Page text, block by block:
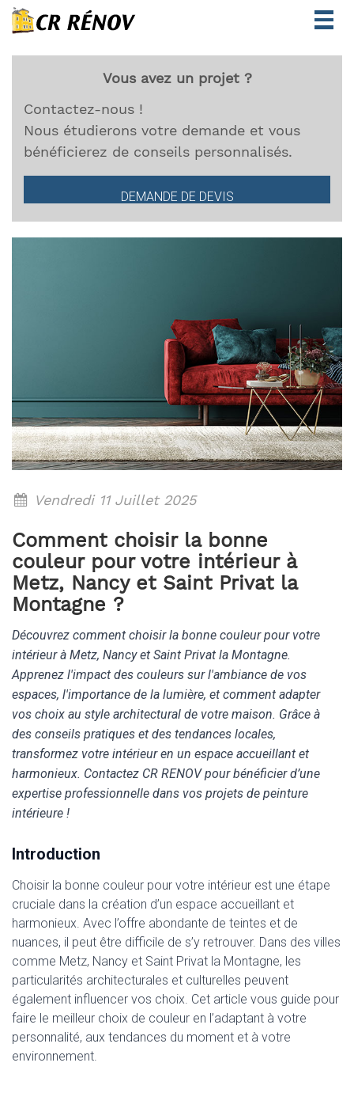
Vous avez un projet ?
Contactez-nous !
Nous étudierons votre demande et vous
bénéficierez de conseils personnalisés.
DEMANDE DE DEVIS
Vendredi 11 Juillet 2025
Comment choisir la bonne
couleur pour votre intérieur à
Metz, Nancy et Saint Privat la
Montagne ?
Découvrez comment choisir la bonne couleur pour votre
intérieur à Metz, Nancy et Saint Privat la Montagne.
Apprenez l'impact des couleurs sur l'ambiance de vos
espaces, l'importance de la lumière, et comment adapter
vos choix au style architectural de votre maison. Grâce à
des conseils pratiques et des tendances locales,
transformez votre intérieur en un espace accueillant et
harmonieux. Contactez CR RENOV pour bénéficier d’une
expertise professionnelle dans vos projets de peinture
intérieure !
Introduction
Choisir la bonne couleur pour votre intérieur est une étape
cruciale dans la création d’un espace accueillant et
harmonieux. Avec l’offre abondante de teintes et de
nuances, il peut être difficile de s’y retrouver. Dans des villes
comme Metz, Nancy et Saint Privat la Montagne, les
particularités architecturales et culturelles peuvent
également influencer vos choix. Cet article vous guide pour
faire le meilleur choix de couleur en l’adaptant à votre
personnalité, aux tendances du moment et à votre
environnement.